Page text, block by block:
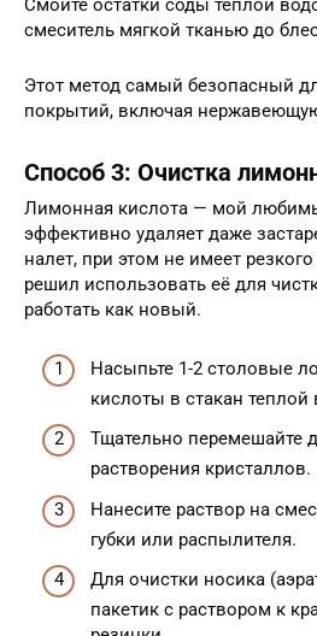
Смойте остатки соды теплой
смеситель мягкой тканью до
Этот метод самый безопасный
покрытий, включая
Способ 3: Очистка
Лимонная кислота — мой
эффективно удаляет даже
налет, при этом не имеет резкого
решил использовать её для
работать как новый.
Насыпьте 1-2 столовые
кислоты в стакан теплой
Тщательно перемешайте
растворения кристаллов.
Нанесите раствор на
губки или распылителя.
Для очистки носика
пакетик с раствором к